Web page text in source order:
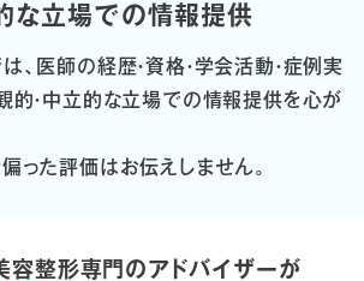
な立場での情報提供
、医師の経歴・資格・学会活動・症例実
的・中立的な立場での情報提供を心が
った評価はお伝えしません。
容整形専門のアドバイザーが